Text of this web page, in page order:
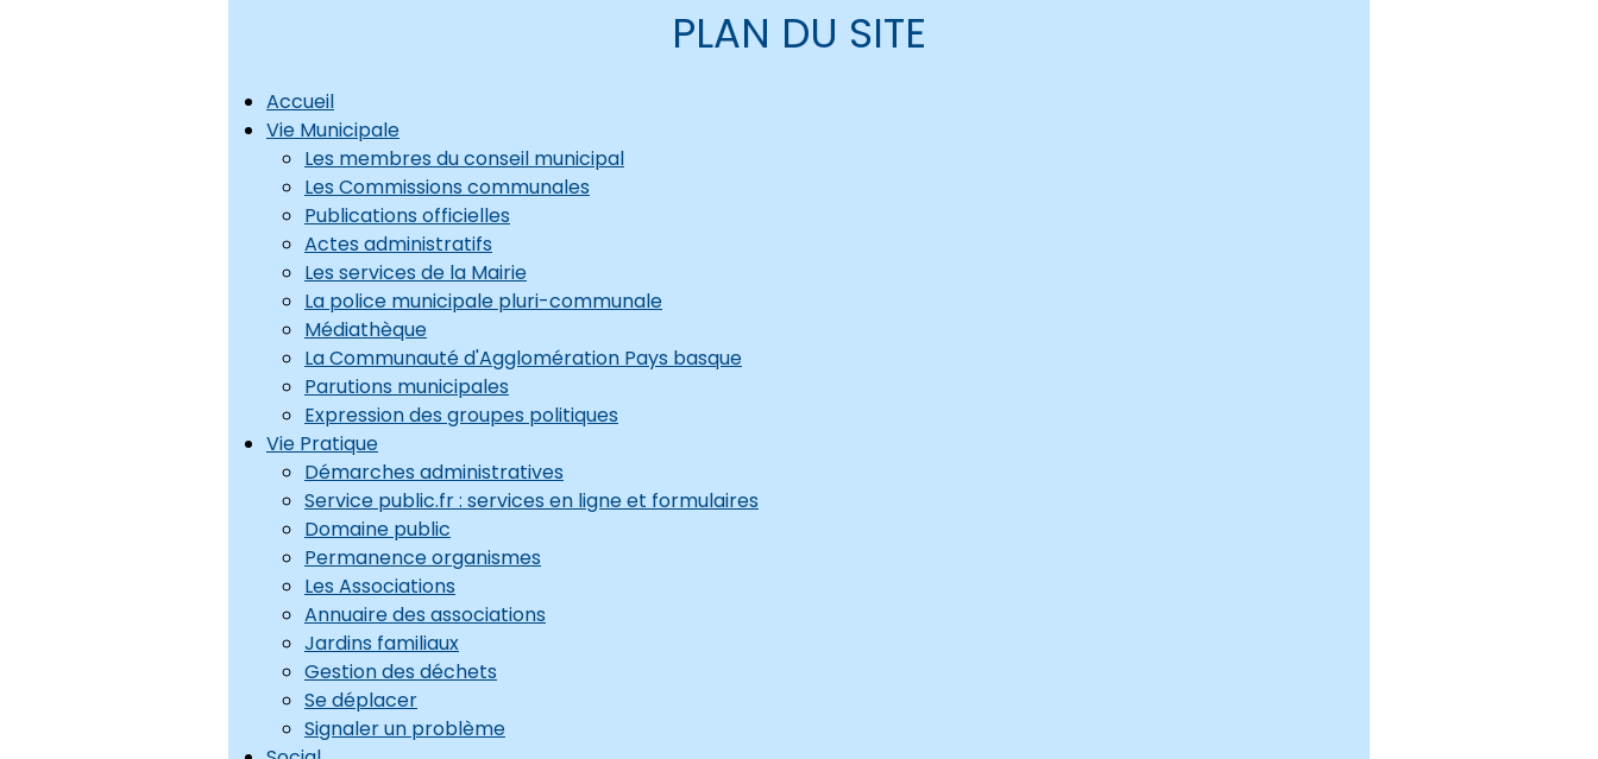
PLAN DU SITE
Accueil
Vie Municipale
Les membres du conseil municipal
Les Commissions communales
Publications officielles
Actes administratifs
Les services de la Mairie
La police municipale pluri-communale
Médiathèque
La Communauté d'Agglomération Pays basque
Parutions municipales
Expression des groupes politiques
Vie Pratique
Démarches administratives
Service public.fr : services en ligne et formulaires
Domaine public
Permanence organismes
Les Associations
Annuaire des associations
Jardins familiaux
Gestion des déchets
Se déplacer
Signaler un problème